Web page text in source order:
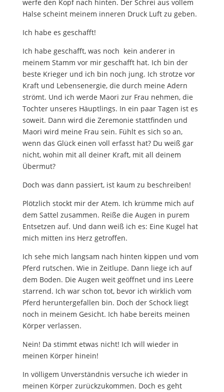
werfe den Kopf nach hinten. Der Schrei aus vollem
Halse scheint meinem inneren Druck Luft zu geben.
Ich habe es geschafft!
Ich habe geschafft, was noch kein anderer in
meinem Stamm vor mir geschafft hat. Ich bin der
beste Krieger und ich bin noch jung. Ich strotze vor
Kraft und Lebensenergie, die durch meine Adern
strömt. Und ich werde Maori zur Frau nehmen, die
Tochter unseres Häuptlings. In ein paar Tagen ist es
soweit. Dann wird die Zeremonie stattfinden und
Maori wird meine Frau sein. Fühlt es sich so an,
wenn das Glück einen voll erfasst hat? Du weiß gar
nicht, wohin mit all deiner Kraft, mit all deinem
Übermut?
Doch was dann passiert, ist kaum zu beschreiben!
Plötzlich stockt mir der Atem. Ich krümme mich auf
dem Sattel zusammen. Reiße die Augen in purem
Entsetzen auf. Und dann weiß ich es: Eine Kugel hat
mich mitten ins Herz getroffen.
Ich sehe mich langsam nach hinten kippen und vom
Pferd rutschen. Wie in Zeitlupe. Dann liege ich auf
dem Boden. Die Augen weit geöffnet und ins Leere
starrend. Ich war schon tot, bevor ich wirklich vom
Pferd heruntergefallen bin. Doch der Schock liegt
noch in meinem Gesicht. Ich habe bereits meinen
Körper verlassen.
Nein! Da stimmt etwas nicht! Ich will wieder in
meinen Körper hinein!
In völligem Unverständnis versuche ich wieder in
meinen Körper zurückzukommen. Doch es geht